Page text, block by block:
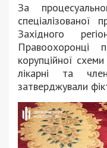
За
спеціалізованої
Західного
Правоохоронці
корупційної схеми
лікарні та
затверджували